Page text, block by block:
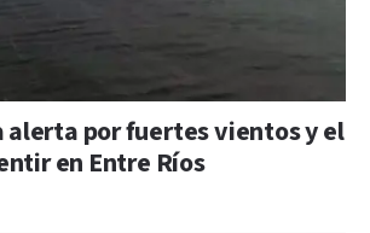
alerta por fuertes vientos y el
en Entre Ríos